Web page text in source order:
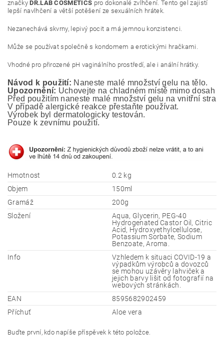
značkyDR.LAB COSMETICS pro dokonalé zvlhčení. Tento gel zajistí
lepší navlhčení a větší potěšení ze sexuálních hrátek.
Nezanechává skvrny, lepivý pocit a má jemnou konzistenci.
Může se používat společně s kondomem a erotickými hračkami.
Vhodné pro přirozené pH vaginálního prostředí, ale i anální hrátky.
Návod k použití: Naneste malé množství gelu na tělo.
Upozornění: Uchovejte na chladném místě mimo dosah
Před použitím naneste malé množství gelu na vnitřní
V případě alergické reakce přestaňte používat.
Výrobek byl dermatologicky testován.
Pouze k zevnímu použití.
Hmotnost
0.2 kg
Objem
150ml
Gramáž
200g
Složení
Aqua, Glycerin, PEG-40
Hydrogenated Castor Oil, Citric
Acid, Hydroxyethylcellulose,
Potassium Sorbate, Sodium
Benzoate, Aroma.
Info
Vzhledem k situaci COVID-19 a
výpadkům výrobců a dovozců
se mohou uzávěry lahviček a
jejich barvy lišit od fotografií na
webových stránkách.
EAN
8595682902459
Příchuť
Aloe vera
Buďte první, kdo napíše příspěvek k této položce.